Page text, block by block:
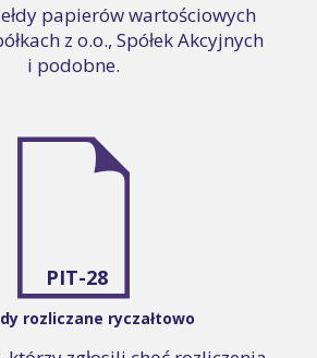
papierów wartościowych
z o.o., Spółek Akcyjnych
i podobne.
PIT-28
rozliczane ryczałtowo